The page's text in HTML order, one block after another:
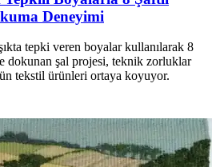
Deneyimi
tepki veren boyalar kullanılarak 8
dokunan şal projesi, teknik zorluklar
tekstil ürünleri ortaya koyuyor.